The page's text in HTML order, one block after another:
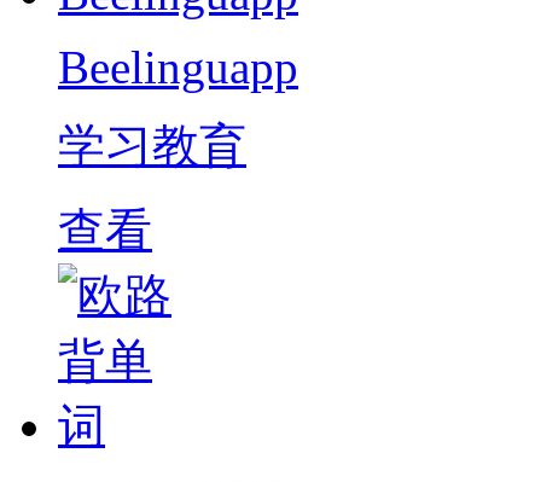
Beelinguapp
学习教育
查看